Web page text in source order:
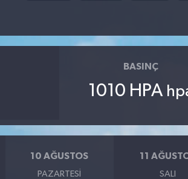
BASINÇ
1010 HPA
10 AĞUSTOS
PAZARTESI
11
SALI